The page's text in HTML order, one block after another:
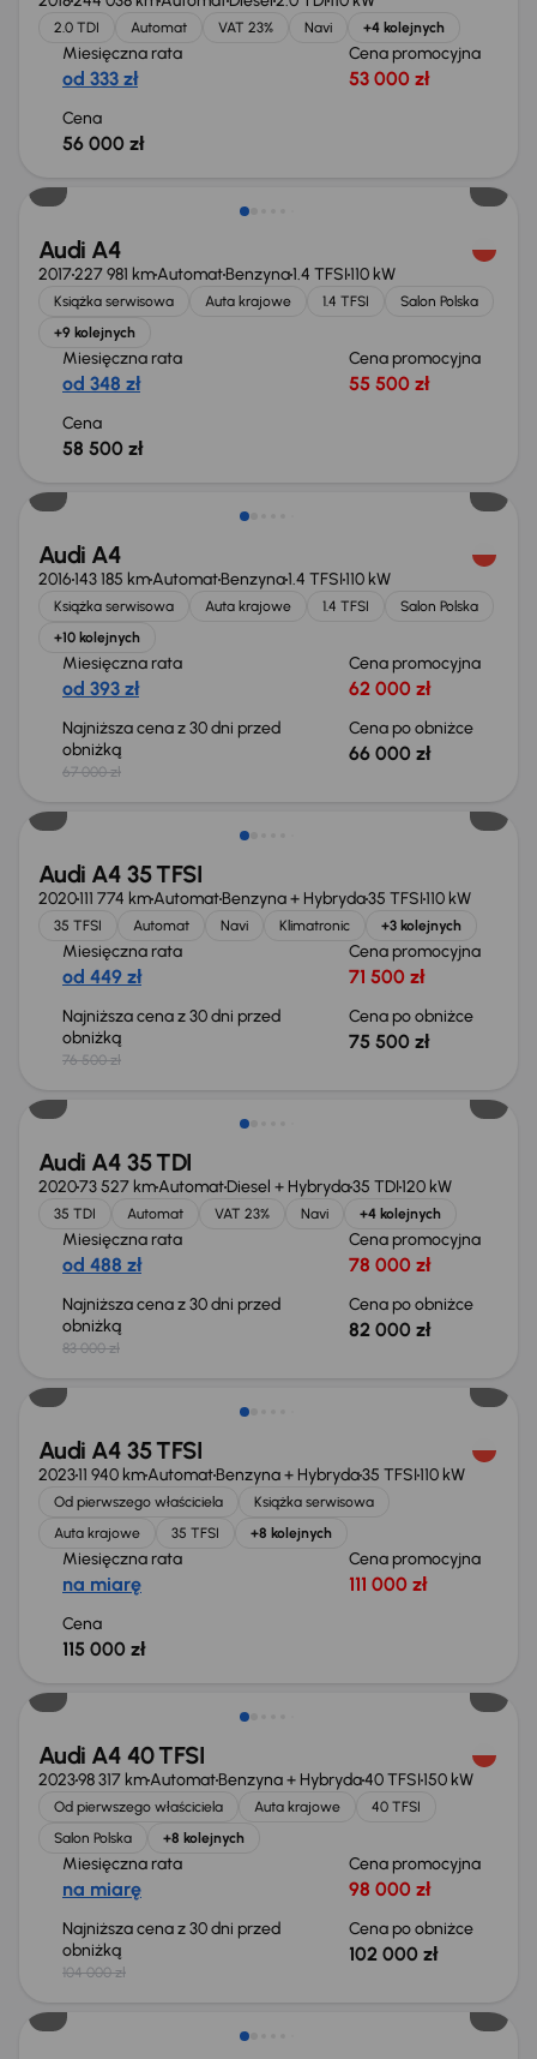
2.0 TDI Automat VAT 23% Navi +4 kolejnych
Miesięczna rata
od 333 zł
Cena promocyjna
53 000 zł
Cena
56 000 zł
Świeżo skupione
Audi A4
2017227 981 kmAutomatBenzyna1.4 TFSI110 kW
Książka serwisowa Auta krajowe 1.4 TFSI
Salon Polska
+9 kolejnych
Miesięczna rata
od 348 zł
Cena promocyjna
55 500 zł
Cena
58 500 zł
Taniej o 1 000 zł
Audi A4
2016143 185 kmAutomatBenzyna1.4 TFSI110 kW
Książka serwisowa Auta krajowe 1.4 TFSI
Salon Polska
+10 kolejnych
Miesięczna rata
od 393 zł
Cena promocyjna
62 000 zł
Najniższa cena z 30 dni przed
obniżką
67 000 zł
Cena po obniżce
66 000 zł
Taniej o 1 000 zł
Audi A4 35 TFSI
2020111 774 kmAutomatBenzyna + Hybryda35 TFSI110 kW
35 TFSI Automat Navi Klimatronic +3 kolejnych
Miesięczna rata
od 449 zł
Cena promocyjna
71 500 zł
Najniższa cena z 30 dni przed
obniżką
76 500 zł
Cena po obniżce
75 500 zł
Taniej o 1 000 zł
Audi A4 35 TDI
202073 527 kmAutomatDiesel + Hybryda35 TDI120 kW
35 TDI Automat VAT 23% Navi +4 kolejnych
Miesięczna rata
od 488 zł
Cena promocyjna
78 000 zł
Najniższa cena z 30 dni przed
obniżką
83 000 zł
Cena po obniżce
82 000 zł
Audi A4 35 TFSI
202311 940 kmAutomatBenzyna + Hybryda35 TFSI110 kW
Od pierwszego właściciela
Książka serwisowa
Auta krajowe
35 TFSI +8 kolejnych
Miesięczna rata
na miarę
Cena promocyjna
111 000 zł
Cena
115 000 zł
Taniej o 2 000 zł
Audi A4 40 TFSI
202398 317 kmAutomatBenzyna + Hybryda40 TFSI150 kW
Od pierwszego właściciela Auta krajowe
40 TFSI
Salon Polska
+8 kolejnych
Miesięczna rata
na miarę
Cena promocyjna
98 000 zł
Najniższa cena z 30 dni przed
obniżką
104 000 zł
Cena po obniżce
102 000 zł